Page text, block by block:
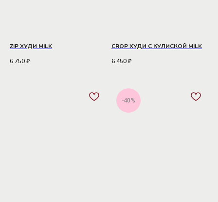
ZIP ХУДИ MILK
6 750₽
CROP ХУДИ С КУЛИСКОЙ MILK
6 450₽
-40%